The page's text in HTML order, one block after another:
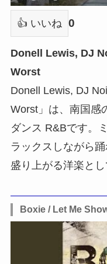
👍 いいね 0
Donell Lewis, DJ
Worst
Donell Lewis, DJ
Worst」は、南国感
ダンス R&Bです。
ラックスしながら
盛り上がる洋楽とし
Boxie / Let Me